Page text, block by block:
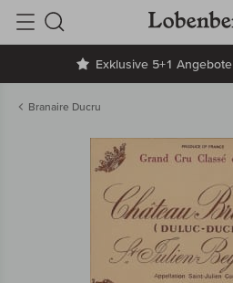
Exklusive 5+1
Suche
Branaire Ducru